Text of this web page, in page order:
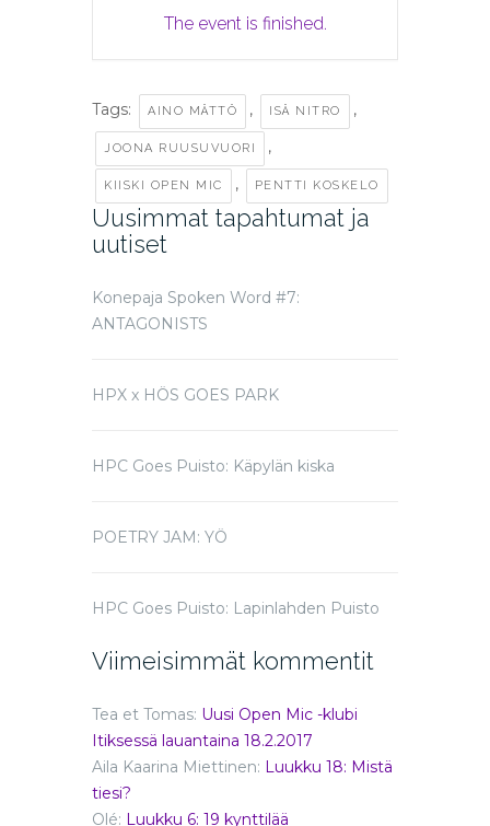
The event is finished.
Tags: AINO MÄTTÖ , ISÄ NITRO ,
JOONA RUUSUVUORI ,
KIISKI OPEN MIC , PENTTI KOSKELO
Uusimmat tapahtumat ja
uutiset
Konepaja Spoken Word #7:
ANTAGONISTS
HPX x HÖS GOES PARK
HPC Goes Puisto: Käpylän kiska
POETRY JAM: YÖ
HPC Goes Puisto: Lapinlahden Puisto
Viimeisimmät kommentit
Tea et Tomas: Uusi Open Mic -klubi
Itiksessä lauantaina 18.2.2017
Aila Kaarina Miettinen: Luukku 18: Mistä
tiesi?
Olé: Luukku 6: 19 kynttilää